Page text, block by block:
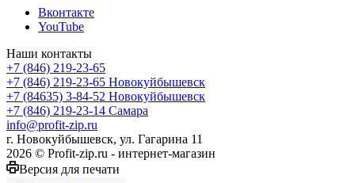
Вконтакте
YouTube
Наши контакты
+7 (846) 219-23-65
+7 (846) 219-23-65 Новокуйбышевск
+7 (84635) 3-84-52 Новокуйбышевск
+7 (846) 219-23-14 Самара
info@profit-zip.ru
г. Новокуйбышевск, ул. Гагарина 11
2026 © Profit-zip.ru - интернет-магазин
Версия для печати